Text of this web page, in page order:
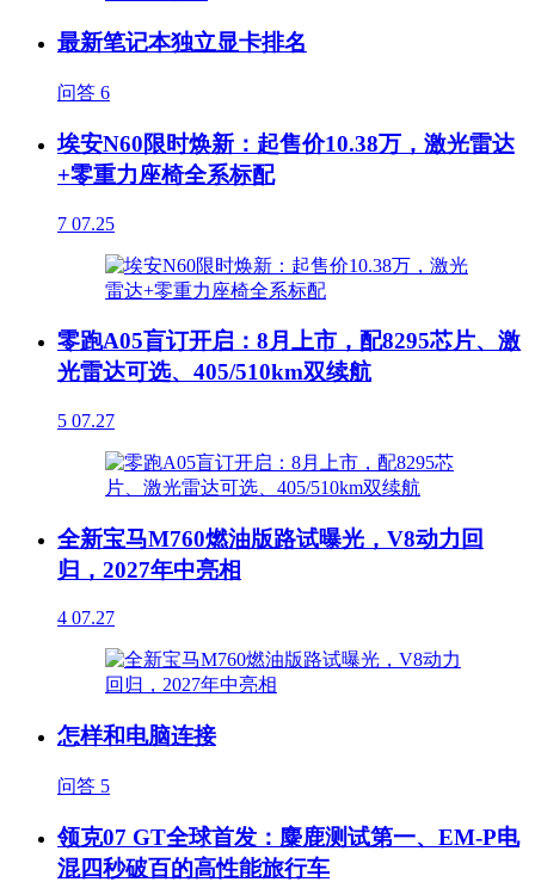
最新笔记本独立显卡排名
问答 6
埃安N60限时焕新：起售价10.38万，激光雷达
+零重力座椅全系标配
7 07.25
零跑A05盲订开启：8月上市，配8295芯片、激
光雷达可选、405/510km双续航
5 07.27
全新宝马M760燃油版路试曝光，V8动力回
归，2027年中亮相
4 07.27
怎样和电脑连接
问答 5
领克07 GT全球首发：麋鹿测试第一、EM-P电
混四秒破百的高性能旅行车